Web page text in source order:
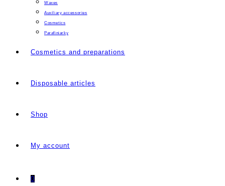
Waxes
Auxiliary accessories
Cosmetics
Parafiniarky
Cosmetics and preparations
Disposable articles
Shop
My account
0